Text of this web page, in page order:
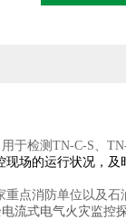
于检测TN-C-S、
场的运行状况，
点消防单位以及石
流式电气火灾监控